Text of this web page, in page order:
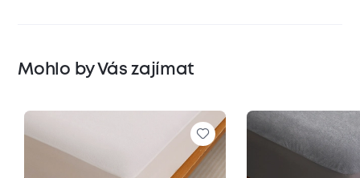
Mohlo by Vás zajímat